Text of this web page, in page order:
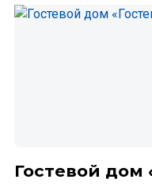
Гостевой дом